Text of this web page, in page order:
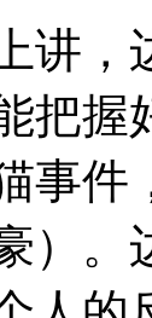
讲，
把握
事件
）。